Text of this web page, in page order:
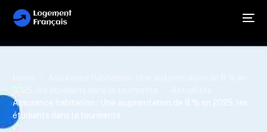
2025, les étudiants dans la tourmente
Assurance habitation : Une augmentation de 8 % en 2025, les
étudiants dans la tourmente